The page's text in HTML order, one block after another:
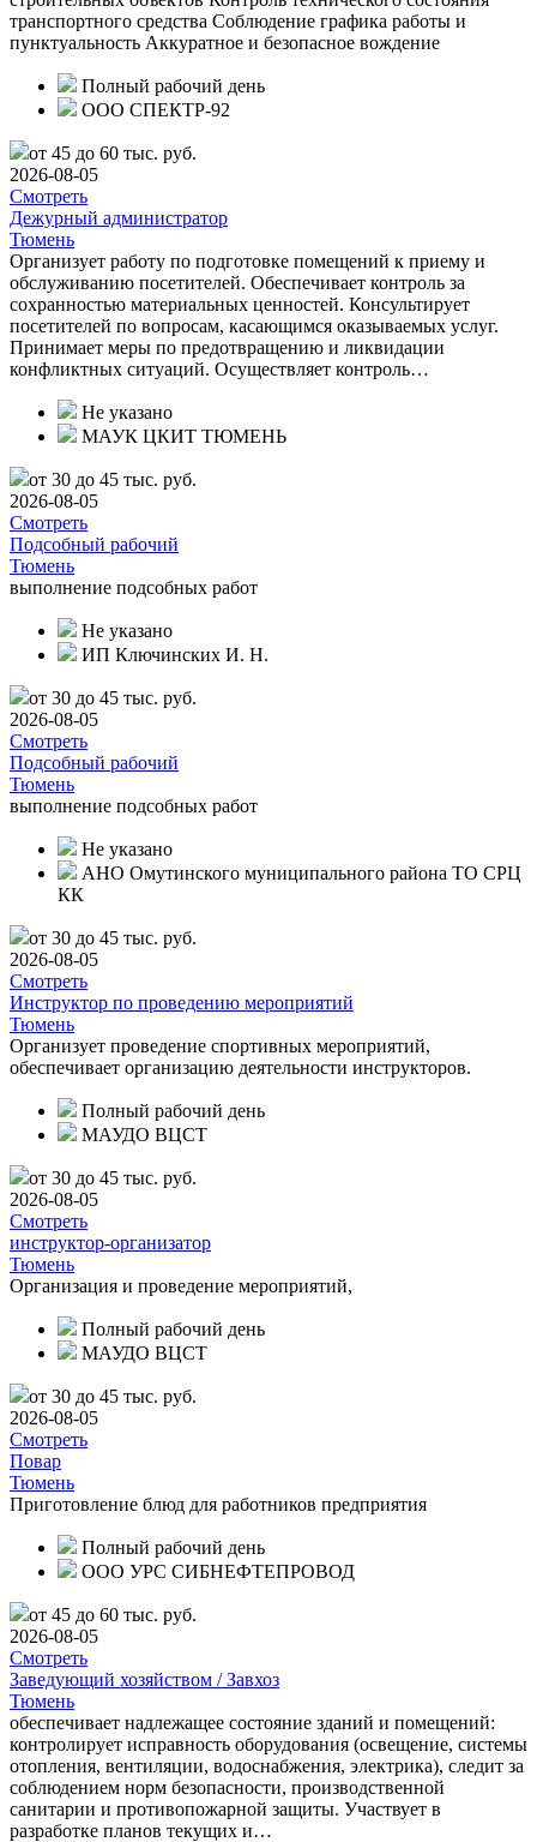
транспортного средства Соблюдение графика работы и
пунктуальность Аккуратное и безопасное вождение
Полный рабочий день
ООО СПЕКТР-92
от 45 до 60 тыс. руб.
2026-08-05
Смотреть
Дежурный администратор
Тюмень
Организует работу по подготовке помещений к приему и
обслуживанию посетителей. Обеспечивает контроль за
сохранностью материальных ценностей. Консультирует
посетителей по вопросам, касающимся оказываемых услуг.
Принимает меры по предотвращению и ликвидации
конфликтных ситуаций. Осуществляет контроль…
Не указано
МАУК ЦКИТ ТЮМЕНЬ
от 30 до 45 тыс. руб.
2026-08-05
Смотреть
Подсобный рабочий
Тюмень
выполнение подсобных работ
Не указано
ИП Ключинских И. Н.
от 30 до 45 тыс. руб.
2026-08-05
Смотреть
Подсобный рабочий
Тюмень
выполнение подсобных работ
Не указано
АНО Омутинского муниципального района ТО СРЦ
КК
от 30 до 45 тыс. руб.
2026-08-05
Смотреть
Инструктор по проведению мероприятий
Тюмень
Организует проведение спортивных мероприятий,
обеспечивает организацию деятельности инструкторов.
Полный рабочий день
МАУДО ВЦСТ
от 30 до 45 тыс. руб.
2026-08-05
Смотреть
инструктор-организатор
Тюмень
Организация и проведение мероприятий,
Полный рабочий день
МАУДО ВЦСТ
от 30 до 45 тыс. руб.
2026-08-05
Смотреть
Повар
Тюмень
Приготовление блюд для работников предприятия
Полный рабочий день
ООО УРС СИБНЕФТЕПРОВОД
от 45 до 60 тыс. руб.
2026-08-05
Смотреть
Заведующий хозяйством / Завхоз
Тюмень
обеспечивает надлежащее состояние зданий и помещений:
контролирует исправность оборудования (освещение, системы
отопления, вентиляции, водоснабжения, электрика), следит за
соблюдением норм безопасности, производственной
санитарии и противопожарной защиты. Участвует в
разработке планов текущих и…